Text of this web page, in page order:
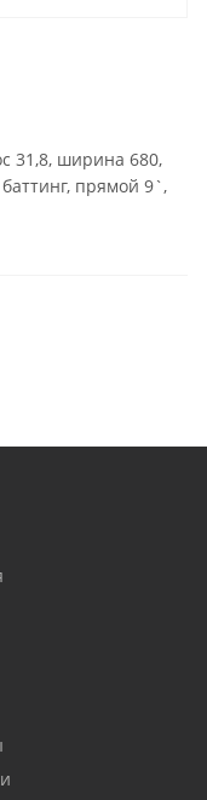
31,8, ширина 680,
прямой 9`,